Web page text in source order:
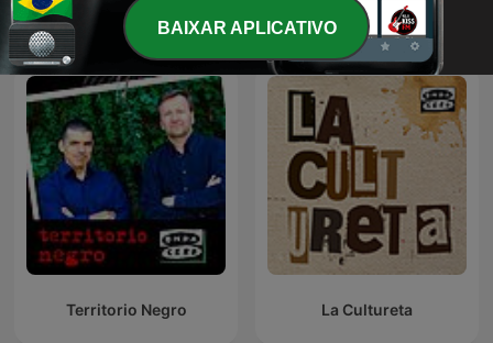
La brújula Julia en la onda
Territorio Negro La Cultureta
BAIXAR APLICATIVO